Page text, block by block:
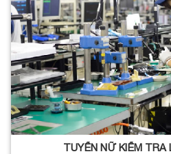
TUYỂN NỮ KIỂM TRA